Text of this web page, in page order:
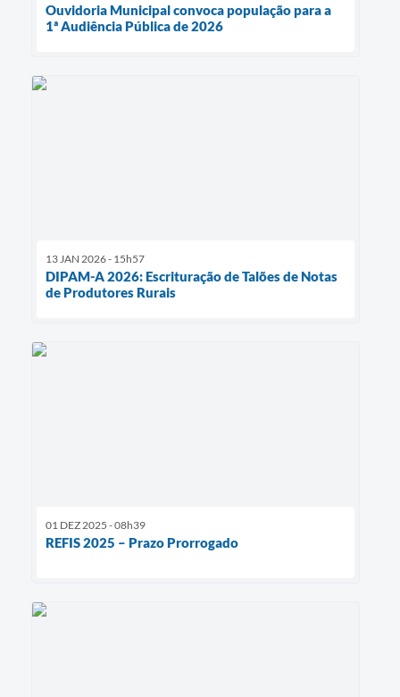
Ouvidoria Municipal convoca população para a
1ª Audiência Pública de 2026
13 JAN 2026 - 15h57
DIPAM-A 2026: Escrituração de Talões de Notas
de Produtores Rurais
01 DEZ 2025 - 08h39
REFIS 2025 – Prazo Prorrogado